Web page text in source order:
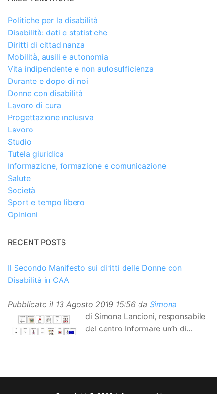
Politiche per la disabilità
Disabilità: dati e statistiche
Diritti di cittadinanza
Mobilità, ausili e autonomia
Vita indipendente e non autosufficienza
Durante e dopo di noi
Donne con disabilità
Lavoro di cura
Progettazione inclusiva
Lavoro
Studio
Tutela giuridica
Informazione, formazione e comunicazione
Salute
Società
Sport e tempo libero
Opinioni
RECENT POSTS
Il Secondo Manifesto sui diritti delle Donne con
Disabilità in CAA
Pubblicato il 13 Agosto 2019 15:56 da Simona
di Simona Lancioni, responsabile
del centro Informare un’h di
aumentativa alternativa (CAA) del “Secondo Manifesto